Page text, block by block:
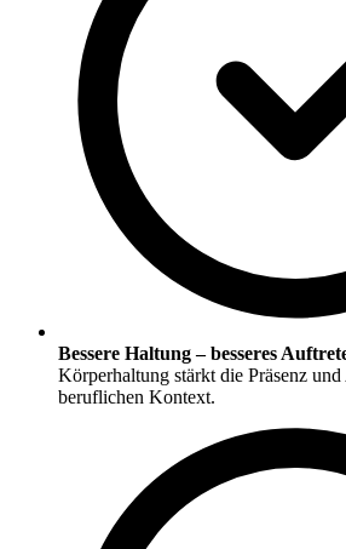
Bessere Haltung – besseres
Körperhaltung stärkt die Präsenz
beruflichen Kontext.